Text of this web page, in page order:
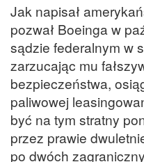
Jak napisał
pozwał Boeinga w
sądzie federalnym w
zarzucając mu
bezpieczeństwa,
paliwowej
być na tym stratny
przez prawie
po dwóch